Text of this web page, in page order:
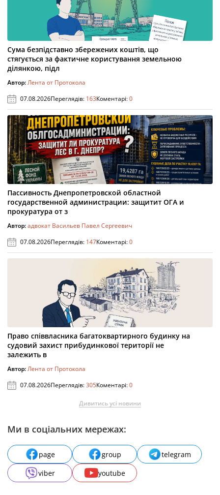
Сума безпідставно збережених коштів, що
стягується за фактичне користування земельною
ділянкою, підл
Автор:Лента от Протокола
07.08.2026Переглядів: 163Коментарі:0
Пассивность Днепропетровской областной
государственной администрации: защитит ОГА и
прокуратура от з
Автор:адвокат Васильев Павел Сергеевич
07.08.2026Переглядів: 147Коментарі:0
Право співвласника багатоквартирного будинку на
судовий захист прибудинкової території не
залежить в
Автор:Лента от Протокола
07.08.2026Переглядів:305Коментарі:0
Дивитись усі новини
Ми в соціальних мережах:
page group
telegram
viber
youtube